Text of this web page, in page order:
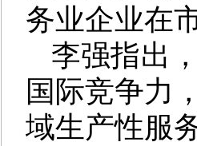
务业企业在
李强指出
国际竞争力
域生产性服